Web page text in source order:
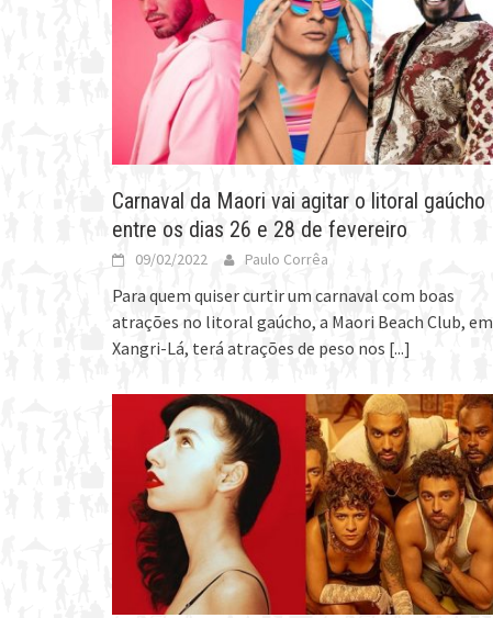
Carnaval da Maori vai agitar o litoral gaúcho
entre os dias 26 e 28 de fevereiro
09/02/2022 Paulo Corrêa
Para quem quiser curtir um carnaval com boas
atrações no litoral gaúcho, a Maori Beach Club, em
Xangri-Lá, terá atrações de peso nos [...]